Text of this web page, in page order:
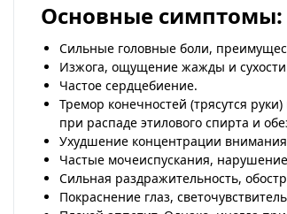
Основные симптомы:
Сильные головные боли,
Изжога, ощущение жажды и сухости
Частое сердцебиение.
Тремор конечностей (трясутся
при распаде этилового спирта и
Ухудшение концентрации
Частые мочеиспускания,
Сильная раздражительность,
Покраснение глаз,